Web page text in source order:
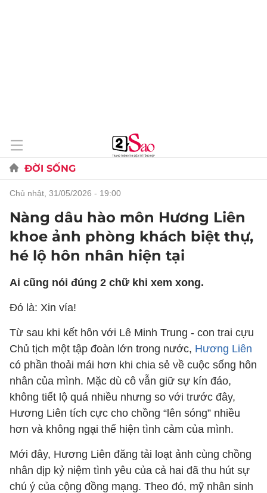
ĐỜI SỐNG
chủ nhật, 31/05/2026 - 19:00
Nàng dâu hào môn Hương Liên
khoe ảnh phòng khách biệt thự,
hé lộ hôn nhân hiện tại
Ai cũng nói đúng 2 chữ khi xem xong.
Đó là: Xin vía!
Từ sau khi kết hôn với Lê Minh Trung - con trai cựu
Chủ tịch một tập đoàn lớn trong nước, Hương Liên
có phần thoải mái hơn khi chia sẻ về cuộc sống hôn
nhân của mình. Mặc dù cô vẫn giữ sự kín đáo,
không tiết lộ quá nhiều nhưng so với trước đây,
Hương Liên tích cực cho chồng “lên sóng” nhiều
hơn và không ngại thể hiện tình cảm của mình.
Mới đây, Hương Liên đăng tải loạt ảnh cùng chồng
nhân dịp kỷ niệm tình yêu của cả hai đã thu hút sự
chú ý của cộng đồng mạng. Theo đó, mỹ nhân sinh